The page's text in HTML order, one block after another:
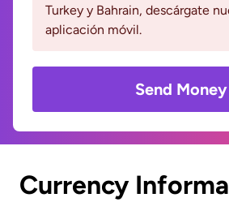
Turkey y Bahrain, descárgate
aplicación móvil.
Send Money
Currency